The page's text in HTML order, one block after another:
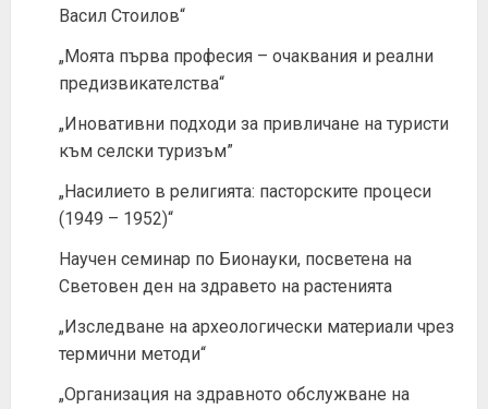
Васил Стоилов“
„Моята първа професия – очаквания и реални
предизвикателства“
„Иновативни подходи за привличане на туристи
към селски туризъм”
„Насилието в религията: пасторските процеси
(1949 – 1952)“
Научен семинар по Бионауки, посветена на
Световен ден на здравето на растенията
„Изследване на археологически материали чрез
термични методи“
„Организация на здравното обслужване на